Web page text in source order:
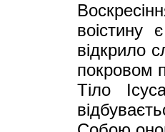
відкрило
покровом
Тіло